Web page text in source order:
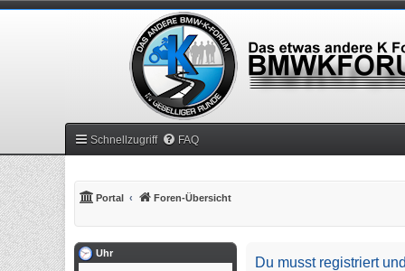
Schnellzugriff FAQ
Portal Foren-Übersicht
Du musst registriert
Uhr